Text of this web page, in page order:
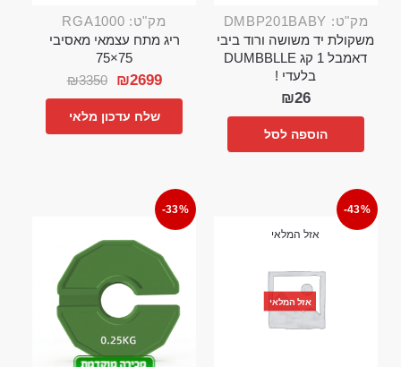
מק"ט: DMBP201BABY
משקולת יד משושה ורוד ביבי
דאמבל 1 קג DUMBBLLE
בלעדי !
₪26
הוספה לסל
מק"ט: RGA1000
ריג מתח עצמאי מאסיבי
75×75
₪3350 ₪2699
שלח עדכון מלאי
-43%
אזל המלאי
אזל המלאי
-33%